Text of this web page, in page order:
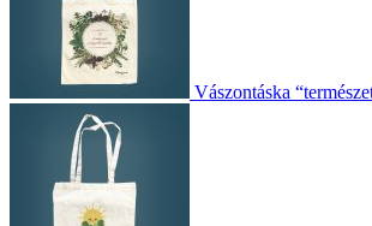
Vászontáska